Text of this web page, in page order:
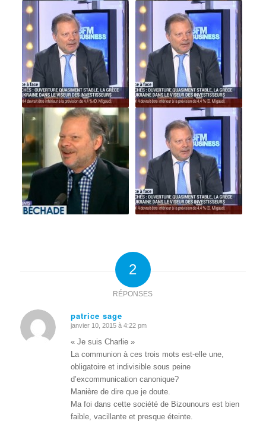
2
RÉPONSES
patrice sage
dit
:
janvier 10, 2015 à 4:22 pm
« Je suis Charlie »
La communion à ces trois mots est-elle une,
obligatoire et indivisible sous peine
d’excommunication canonique?
Manière de dire que je doute.
Ma foi dans cette société de Bizounours est bien
faible, vacillante et presque éteinte.